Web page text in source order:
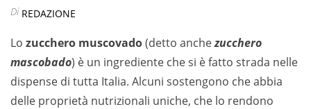
Di REDAZIONE
Lo zucchero muscovado(detto anchezucchero
mascobado) è un ingrediente che si è fatto strada nelle
dispense di tutta Italia. Alcuni sostengono che abbia
delle proprietà nutrizionali uniche, che lo rendono